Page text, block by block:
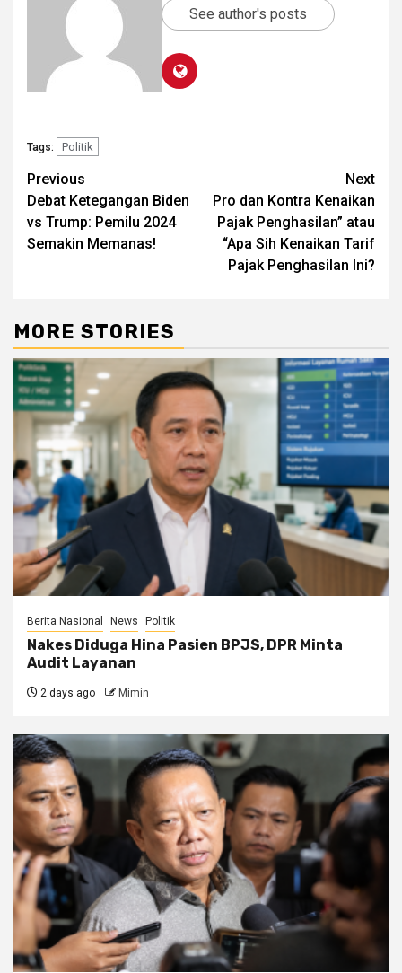
See author's posts
Tags: Politik
Post
navigation
Previous
Debat Ketegangan Biden
vs Trump: Pemilu 2024
Semakin Memanas!
Next
Pro dan Kontra Kenaikan
Pajak Penghasilan” atau
“Apa Sih Kenaikan Tarif
Pajak Penghasilan Ini?
MORE STORIES
Berita Nasional News Politik
Nakes Diduga Hina Pasien BPJS, DPR Minta
Audit Layanan
2 days ago Mimin